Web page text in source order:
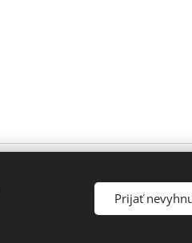
dstupenie-od-
Prijať